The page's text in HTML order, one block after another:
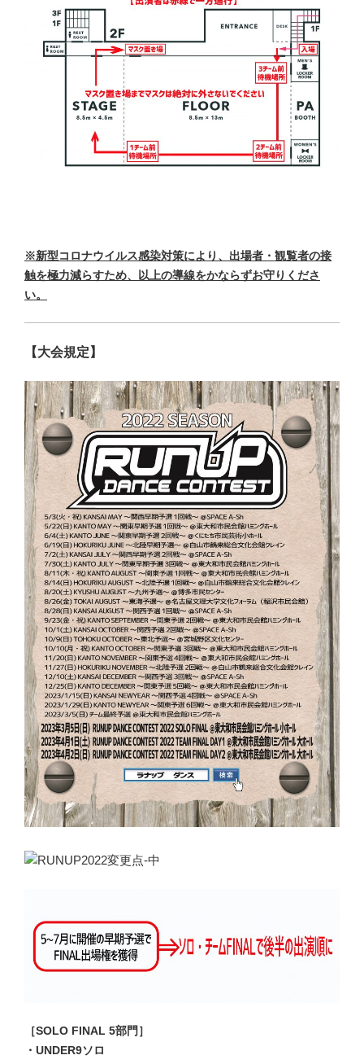
※新型コロナウイルス感染対策により、出場者・観覧者の接
触を極力減らすため、以上の導線をかならずお守りくださ
い。
【大会規定】
［SOLO FINAL 5部門］
・UNDER9ソロ